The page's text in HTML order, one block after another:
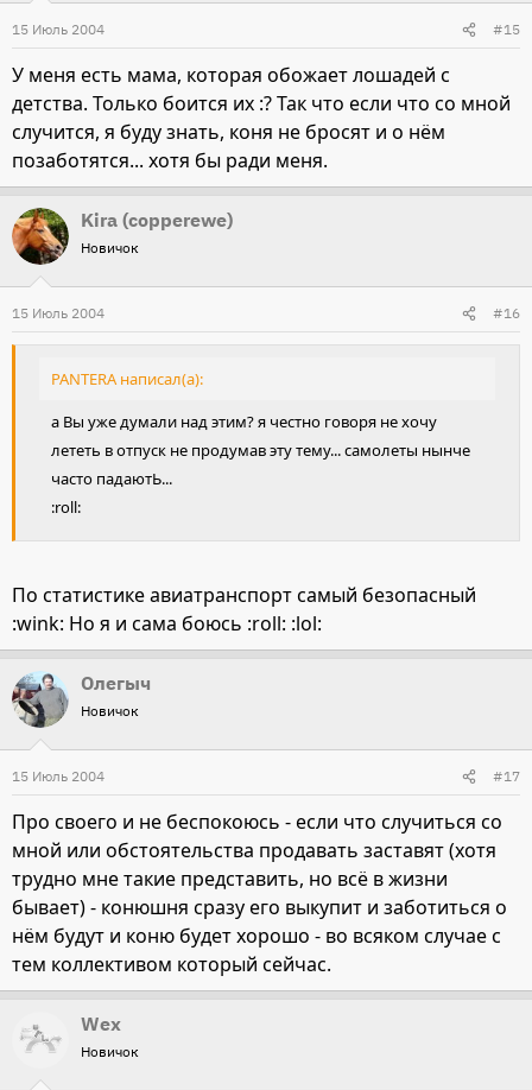
15 Июль 2004 #15
У меня есть мама, которая обожает лошадей с
детства. Только боится их :? Так что если что со мной
случится, я буду знать, коня не бросят и о нём
позаботятся... хотя бы ради меня.
Kira (copperewe)
Новичок
15 Июль 2004 #16
PANTERA написал(а):
а Вы уже думали над этим? я честно говоря не хочу
лететь в отпуск не продумав эту тему... самолеты нынче
часто падаютЬ...
:roll:
По статистике авиатранспорт самый безопасный
:wink: Но я и сама боюсь :roll: :lol:
Олегыч
Новичок
15 Июль 2004 #17
Про своего и не беспокоюсь - если что случиться со
мной или обстоятельства продавать заставят (хотя
трудно мне такие представить, но всё в жизни
бывает) - конюшня сразу его выкупит и заботиться о
нём будут и коню будет хорошо - во всяком случае с
тем коллективом который сейчас.
Wex
Новичок